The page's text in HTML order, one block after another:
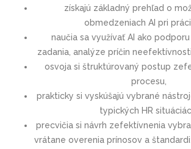
získajú základný prehľad o
obmedzeniach AI pri práci
naučia sa využívať AI ako
zadania, analýze príčin
osvoja si štruktúrovaný postup
procesu,
prakticky si vyskúšajú vybrané
typických HR
precvičia si návrh zefektívnenia
vrátane overenia prínosov a